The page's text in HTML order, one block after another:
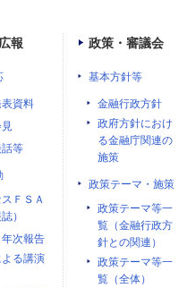
報
資料
話等
ＦＳＡ
）
次報告
る講演
政策・審議会
基本方針等
金融行政方針
政府方針におけ
る金融庁関連の
施策
政策テーマ・施策
政策テーマ等一
覧（金融行政方
針との関連）
政策テーマ等一
覧（全体）